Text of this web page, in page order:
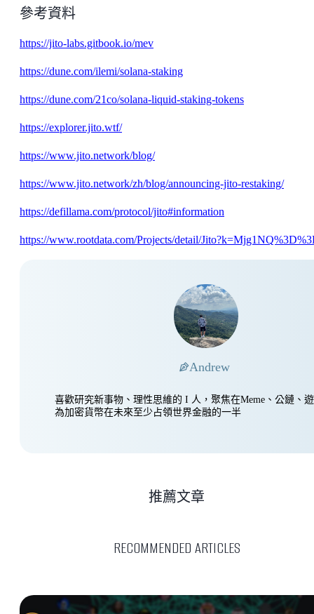
參考資料
https://jito-labs.gitbook.io/mev
https://dune.com/ilemi/solana-staking
https://dune.com/21co/solana-liquid-staking-tokens
https://explorer.jito.wtf/
https://www.jito.network/blog/
https://www.jito.network/zh/blog/announcing-jito-restaking/
https://defillama.com/protocol/jito#information
https://www.rootdata.com/Projects/detail/
Andrew
喜歡研究新事物、理性思維的 I 人，聚焦在Meme、公鏈、
為加密貨幣在未來至少占領世界金融的一半
RECOMMENDED ARTICLES
推薦文章